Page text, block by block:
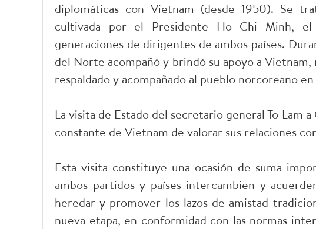
diplomáticas con Vietnam (desde 1950). Se
cultivada por el Presidente Ho Chi Minh,
generaciones de dirigentes de ambos países.
del Norte acompañó y brindó su apoyo a
respaldado y acompañado al pueblo norcoreano
La visita de Estado del secretario general To
constante de Vietnam de valorar sus relaciones
Esta visita constituye una ocasión de suma
ambos partidos y países intercambien y
heredar y promover los lazos de amistad
nueva etapa, en conformidad con las normas